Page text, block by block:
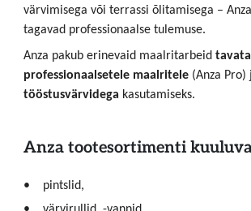
värvimisega või terrassi õlitamisega –
tagavad professionaalse tulemuse.
Anza pakub erinevaid maalritarbeid
professionaalsetele maalritele(Anza Pro)
tööstusvärvidega kasutamiseks.
Anza tootesortimenti
pintslid,